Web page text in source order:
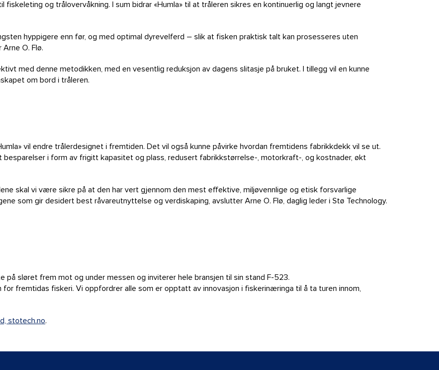
fiskeleting og trålovervåkning. I sum bidrar «Humla» til at tråleren sikres en kontinuerlig og langt jevnere
hyppigere enn før, og med optimal dyrevelferd – slik at fisken praktisk talt kan prosesseres uten
O. Flø.
med denne metodikken, med en vesentlig reduksjon av dagens slitasje på bruket. I tillegg vil en kunne
om bord i tråleren.
vil endre trålerdesignet i fremtiden. Det vil også kunne påvirke hvordan fremtidens fabrikkdekk vil se ut.
i form av frigitt kapasitet og plass, redusert fabrikkstørrelse-, motorkraft-, og kostnader, økt
skal vi være sikre på at den har vert gjennom den mest effektive, miljøvennlige og etisk forsvarlige
som gir desidert best råvareutnyttelse og verdiskaping, avslutter Arne O. Flø, daglig leder i Stø Technology.
på sløret frem mot og under messen og inviterer hele bransjen til sin stand F-523.
fremtidas fiskeri. Vi oppfordrer alle som er opptatt av innovasjon i fiskerinæringa til å ta turen innom,
stotech.no.